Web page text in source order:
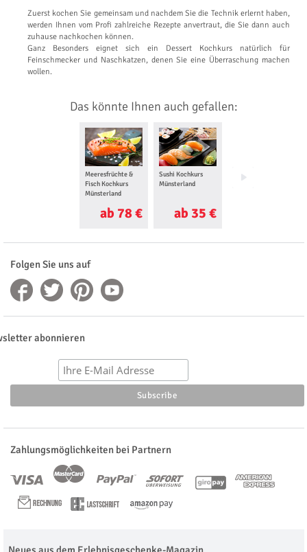
Zuerst kochen Sie gemeinsam und nachdem Sie die Technik erlernt haben,
werden Ihnen vom Profi zahlreiche Rezepte anvertraut, die Sie dann auch
zuhause nachkochen können.
Ganz Besonders eignet sich ein Dessert Kochkurs natürlich für
Feinschmecker und Naschkatzen, denen Sie eine Überraschung machen
wollen.
Das könnte Ihnen auch gefallen:
Meeresfrüchte &
Fisch Kochkurs
Münsterland
ab 78 €
Sushi Kochkurs
Münsterland
ab 35 €
Schokoladen
Folgen Sie uns auf
abonnieren
Zahlungsmöglichkeiten bei Partnern